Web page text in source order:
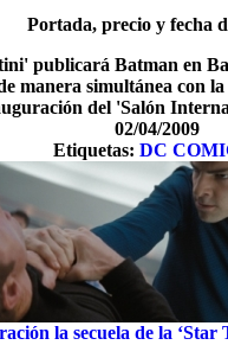
Portada, precio y fecha
publicará Batman en
manera simultánea con
del 'Salón
02/04/2009
Etiquetas:DC
la secuela de la ‘Star